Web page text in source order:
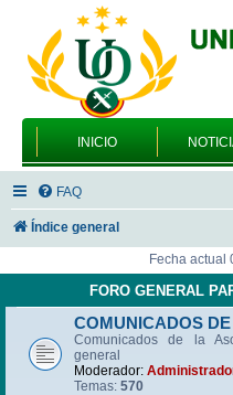
INICIO
FAQ
Índice general
Fecha actual
FORO GENERAL
COMUNICADOS
Comunicados de la
general
Moderador:
Temas: 570